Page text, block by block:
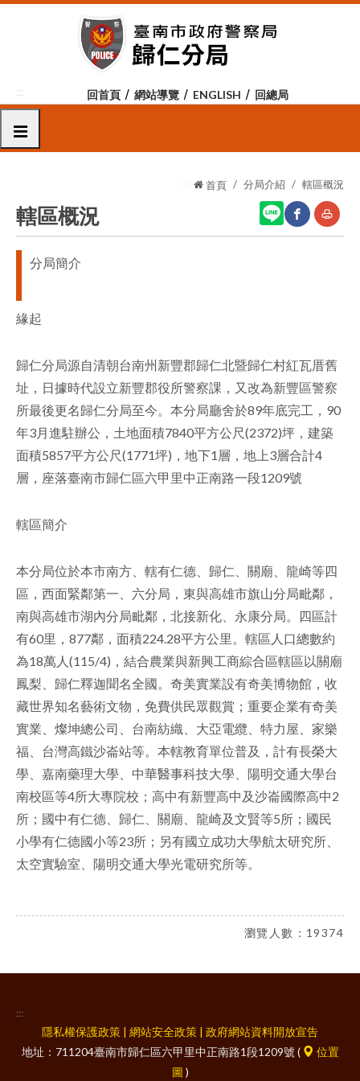
跳
容
塊
::: 回首頁 網站導覽 ENGLISH 回總局
選單
::: 首頁 分局介紹 轄區概況
轄區概況
至
facebook
分局簡介
緣起
歸仁分局源自清朝台南州新豐郡歸仁北暨歸仁村紅瓦厝舊
址，日據時代設立新豐郡役所警察課，又改為新豐區警察
所最後更名歸仁分局至今。本分局廳舍於89年底完工，90
年3月進駐辦公，土地面積7840平方公尺(2372)坪，建築
面積5857平方公尺(1771坪)，地下1層，地上3層合計4
層，座落臺南市歸仁區六甲里中正南路一段1209號
轄區簡介
本分局位於本市南方、轄有仁德、歸仁、關廟、龍崎等四
區，西面緊鄰第一、六分局，東與高雄市旗山分局毗鄰，
南與高雄市湖內分局毗鄰，北接新化、永康分局。四區計
有60里，877鄰，面積224.28平方公里。轄區人口總數約
為18萬人(115/4)，結合農業與新興工商綜合區轄區以關廟
鳳梨、歸仁釋迦聞名全國。奇美實業設有奇美博物館，收
藏世界知名藝術文物，免費供民眾觀賞；重要企業有奇美
實業、燦坤總公司、台南紡織、大亞電纜、特力屋、家樂
福、台灣高鐵沙崙站等。本轄教育單位普及，計有長榮大
學、嘉南藥理大學、中華醫事科技大學、陽明交通大學台
南校區等4所大專院校；高中有新豐高中及沙崙國際高中2
所；國中有仁德、歸仁、關廟、龍崎及文賢等5所；國民
小學有仁德國小等23所；另有國立成功大學航太研究所、
太空實驗室、陽明交通大學光電研究所等。
瀏覽人數：19374
:::
隱私權保護政策 | 網站安全政策 | 政府網站資料開放宣告
地址：711204臺南市歸仁區六甲里中正南路1段1209號 (
位置
圖 )